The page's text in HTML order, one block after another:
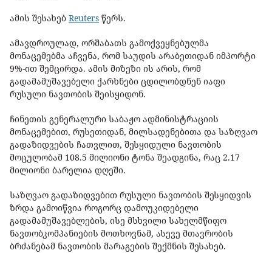
ამის შესახებ Reuters წერს.
ამავდროულად, ორშაბათს გამოქვეყნებულმა
მონაცემებმა აჩვენა, რომ საუდის არაბეთიდან იმპორტი
9%-ით შემცირდა. ამის მიზეზი ის არის, რომ
გადამამუშავებელი ქარხნები ცდილობდნენ იაფი
რუსული ნავთობის შეისყიდონ.
ჩინეთის გენერალური საბაჟო ადმინისტრაციის
მონაცემებით, რუსეთიდან, მილსადენებითა და საზღვაო
გადაზიდვების ჩათვლით, შესყიდული ნავთობის
მოცულობამ 108.5 მილიონი ტონა შეადგინა, რაც 2.17
მილიონი ბარელია დღეში.
საზღვაო გადაზიდვებით რუსული ნავთობის შესყიდვის
ზრდა გამოიწვია როგორც დამოუკიდებელი
გადამამუშავებლების, ისე მსხვილი სახელმწიფო
ნავთობკომპანიების მოთხოვნამ, ასევე მთავრობის
ბრძანებამ ნავთობის მარაგების შექმნის შესახებ.